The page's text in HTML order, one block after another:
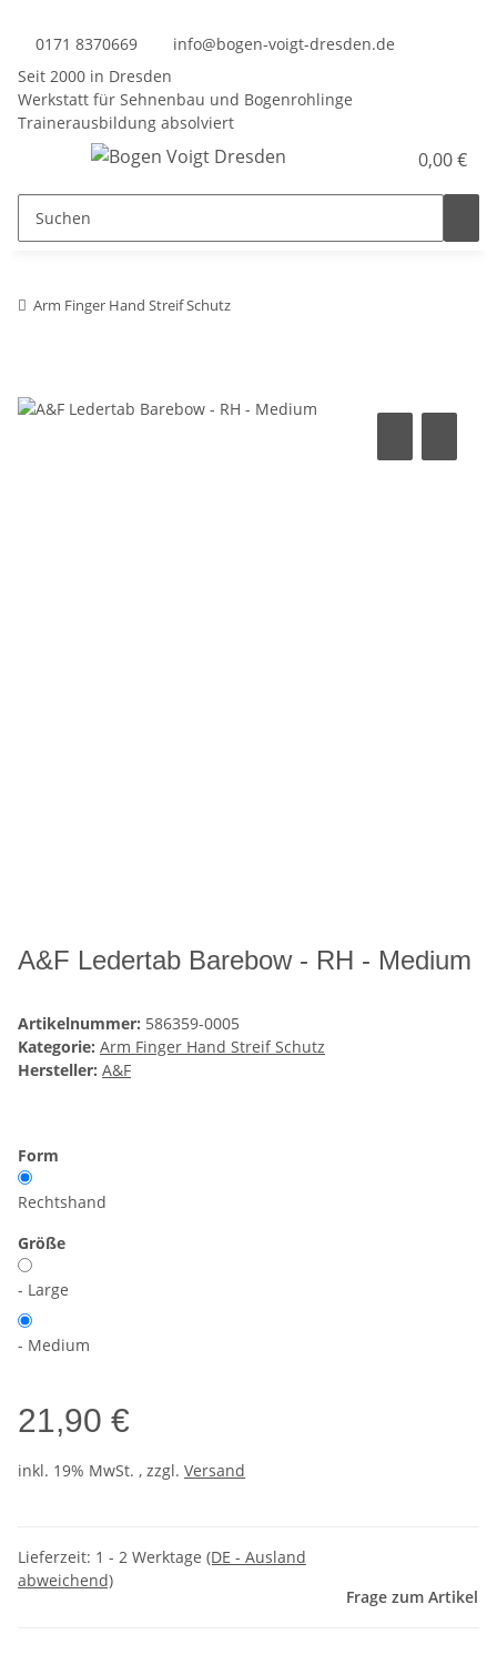
0171 8370669
info@bogen-voigt-dresden.de
Seit 2000 in Dresden
Werkstatt für Sehnenbau und Bogenrohlinge
Trainerausbildung absolviert
0,00 €
Arm Finger Hand Streif Schutz
A&F Ledertab Barebow - RH - Medium
Artikelnummer: 586359-0005
Kategorie: Arm Finger Hand Streif Schutz
Hersteller: A&F
Form
Rechtshand
Größe
- Large
- Medium
21,90 €
inkl. 19% MwSt. , zzgl. Versand
Lieferzeit: 1 - 2 Werktage (DE - Ausland
abweichend)
Frage zum Artikel